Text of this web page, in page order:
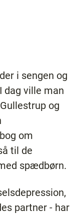
i sengen og
dag ville man
og
om
til de
spædbørn.
partner - har